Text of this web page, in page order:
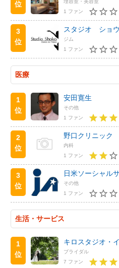
位
1 ファン
3
位
スタジオ ショ
ジム
1 ファン
医療
1
位
安田寛生
その他
1 ファン
2
位
野口クリニック
内科
1 ファン
3
位
日米ソーシャル
その他
1 ファン
生活・サービス
1
位
キロスタジオ・
ブライダル
7 ファン